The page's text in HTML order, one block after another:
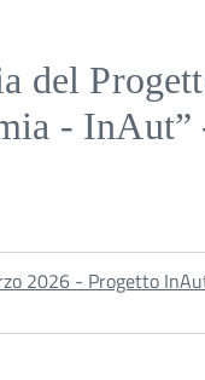
del
- InAut”
2026 - Progetto